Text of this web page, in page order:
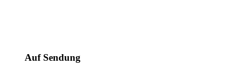
Auf Sendung